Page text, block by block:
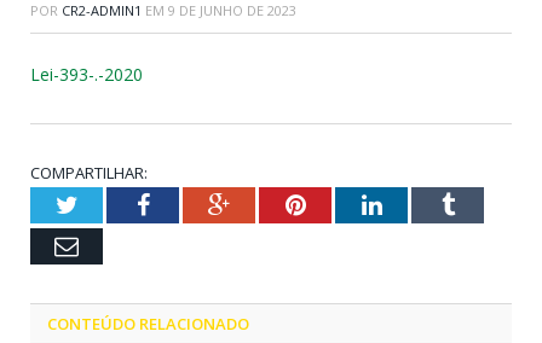
POR CR2-ADMIN1 EM 9 DE JUNHO DE 2023
Lei-393-.-2020
COMPARTILHAR:
TwitterFacebookGoogle+PinterestLinkedInTumblr
Email
CONTEÚDO RELACIONADO